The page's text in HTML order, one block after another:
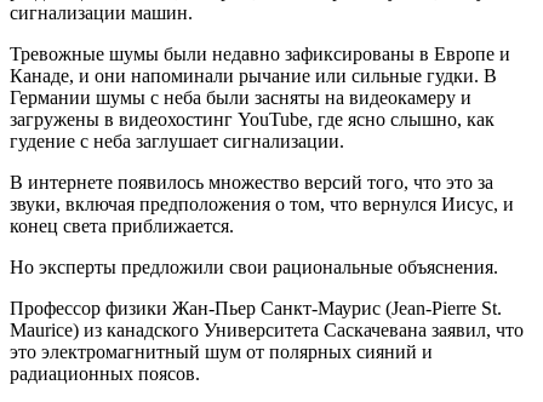
сигнализации машин.
Тревожные шумы были недавно зафиксированы в Европе и
Канаде, и они напоминали рычание или сильные гудки. В
Германии шумы с неба были засняты на видеокамеру и
загружены в видеохостинг YouTube, где ясно слышно, как
гудение с неба заглушает сигнализации.
В интернете появилось множество версий того, что это за
звуки, включая предположения о том, что вернулся Иисус, и
конец света приближается.
Но эксперты предложили свои рациональные объяснения.
Профессор физики Жан-Пьер Санкт-Маурис (Jean-Pierre St.
Maurice) из канадского Университета Саскачевана заявил, что
это электромагнитный шум от полярных сияний и
радиационных поясов.